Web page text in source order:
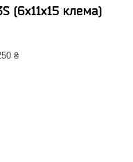
(6х11х15 клема)
₴